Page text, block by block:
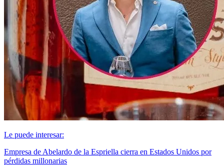
Le puede interesar:
Empresa de Abelardo de la Espriella cierra en Estados Unidos por
pérdidas millonarias